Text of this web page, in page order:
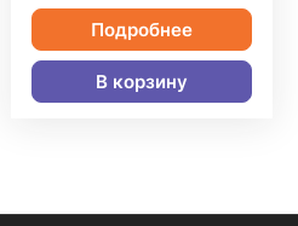
Подробнее
В корзину